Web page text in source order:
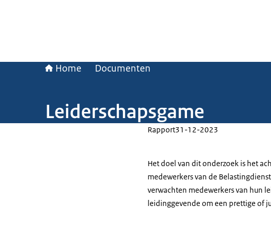
Home Documenten
Leiderschapsgame
Rapport31-12-2023
Het doel van dit onderzoek is het
medewerkers van de
verwachten medewerkers van hun
leidinggevende om een prettige of